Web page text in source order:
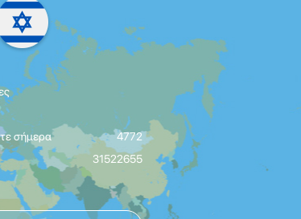
σήμερα
4772
31522655